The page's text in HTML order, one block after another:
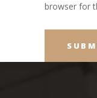
browser for